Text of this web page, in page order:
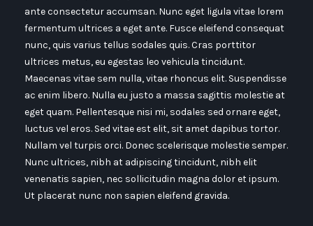
ante consectetur accumsan. Nunc eget ligula vitae lorem
fermentum ultrices a eget ante. Fusce eleifend consequat
nunc, quis varius tellus sodales quis. Cras porttitor
ultrices metus, eu egestas leo vehicula tincidunt.
Maecenas vitae sem nulla, vitae rhoncus elit. Suspendisse
ac enim libero. Nulla eu justo a massa sagittis molestie at
eget quam. Pellentesque nisi mi, sodales sed ornare eget,
luctus vel eros. Sed vitae est elit, sit amet dapibus tortor.
Nullam vel turpis orci. Donec scelerisque molestie semper.
Nunc ultrices, nibh at adipiscing tincidunt, nibh elit
venenatis sapien, nec sollicitudin magna dolor et ipsum.
Ut placerat nunc non sapien eleifend gravida.